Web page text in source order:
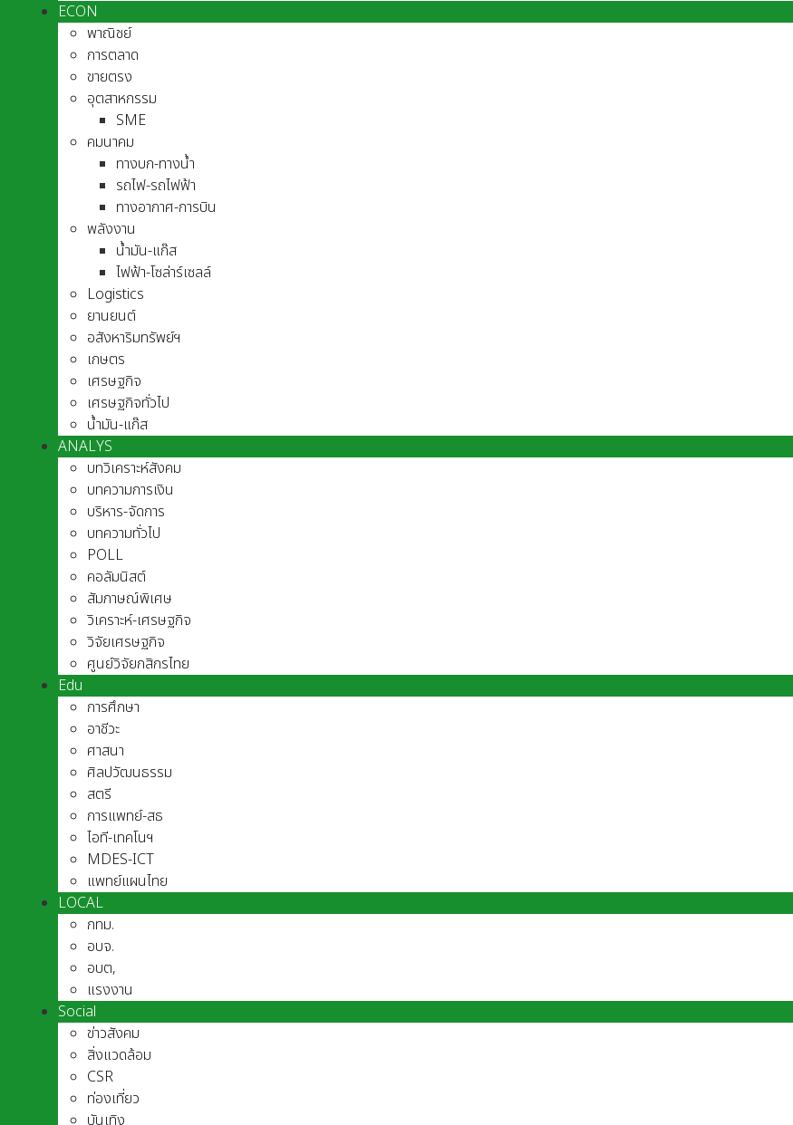
ECON
พาณิชย์
การตลาด
ขายตรง
อุตสาหกรรม
SME
คมนาคม
ทางบก-ทางน้ำ
รถไฟ-รถไฟฟ้า
ทางอากาศ-การบิน
พลังงาน
น้ำมัน-แก๊ส
ไฟฟ้า-โซล่าร์เซลล์
Logistics
ยานยนต์
อสังหาริมทรัพย์ฯ
เกษตร
เศรษฐกิจ
เศรษฐกิจทั่วไป
น้ำมัน-แก๊ส
ANALYS
บทวิเคราะห์สังคม
บทความการเงิน
บริหาร-จัดการ
บทความทั่วไป
POLL
คอลัมนิสต์
สัมภาษณ์พิเศษ
วิเคราะห์-เศรษฐกิจ
วิจัยเศรษฐกิจ
ศูนย์วิจัยกสิกรไทย
Edu
การศึกษา
อาชีวะ
ศาสนา
ศิลปวัฒนธรรม
สตรี
การแพทย์-สธ
ไอที-เทคโนฯ
MDES-ICT
แพทย์แผนไทย
LOCAL
กทม.
อบจ.
อบต,
แรงงาน
Social
ข่าวสังคม
สิ่งแวดล้อม
CSR
ท่องเที่ยว
บันเทิง